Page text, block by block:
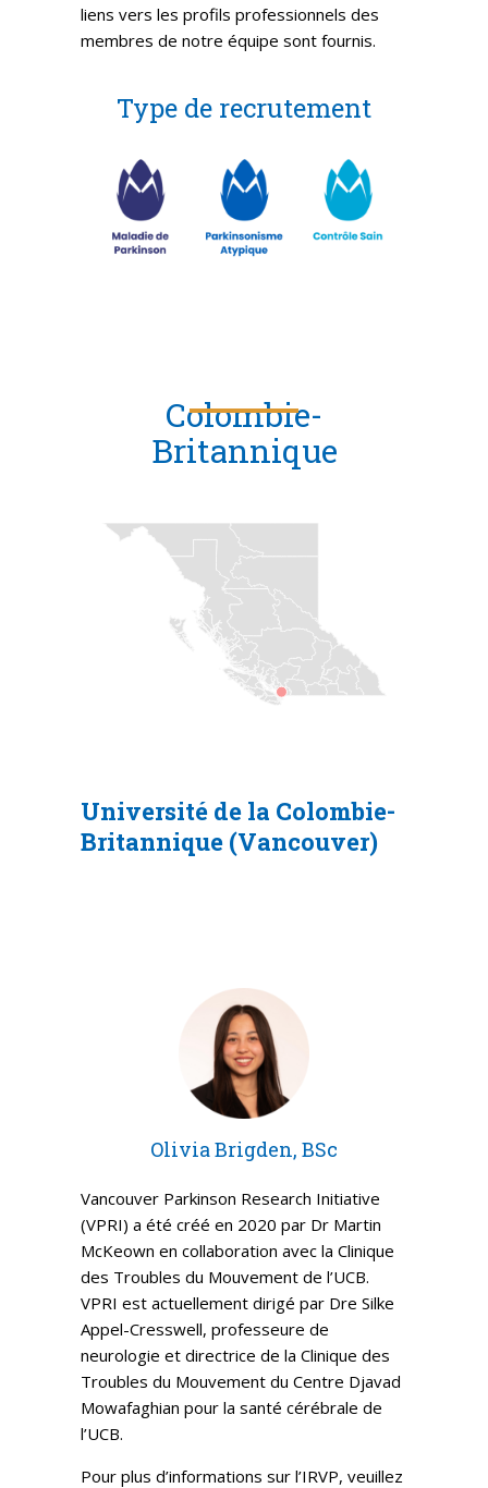
liens vers les profils professionnels des
membres de notre équipe sont fournis.
Type de recrutement
Colombie-
Britannique
Université de la Colombie-
Britannique (Vancouver)
Olivia Brigden, BSc
Vancouver Parkinson Research Initiative
(VPRI) a été créé en 2020 par Dr Martin
McKeown en collaboration avec la Clinique
des Troubles du Mouvement de l’UCB.
VPRI est actuellement dirigé par Dre Silke
Appel-Cresswell, professeure de
neurologie et directrice de la Clinique des
Troubles du Mouvement du Centre Djavad
Mowafaghian pour la santé cérébrale de
l’UCB.
Pour plus d’informations sur l’IRVP, veuillez